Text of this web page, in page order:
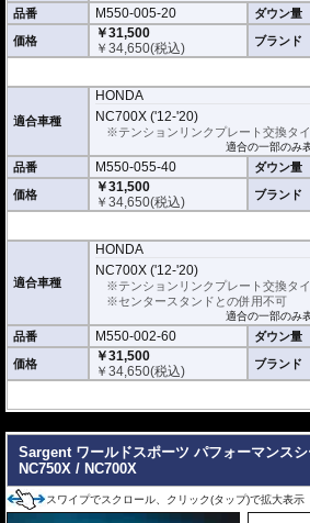
品番 M550-005-20 ダウン量
価格
￥31,500
￥34,650(税込) ブランド
適合車種
HONDA
NC700X ('12-'20)
※テンションリンクプレート交換タ
適合の一部のみ
品番 M550-055-40 ダウン量
価格
￥31,500
￥34,650(税込) ブランド
適合車種
HONDA
NC700X ('12-'20)
※テンションリンクプレート交換タ
※センタースタンドとの併用不可
適合の一部のみ
品番 M550-002-60 ダウン量
価格
￥31,500
￥34,650(税込) ブランド
Sargent ワールドスポーツ パフォーマンスシ
NC750X / NC700X
スワイプでスクロール、クリック(タップ)で拡大表示